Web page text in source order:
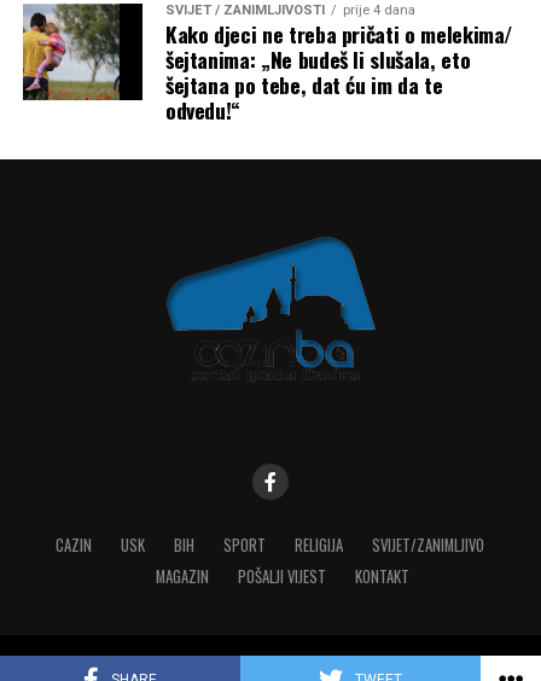
SVIJET / ZANIMLJIVOSTI prije 4 dana
Kako djeci ne treba pričati o melekima/
šejtanima: „Ne budeš li slušala, eto
šejtana po tebe, dat ću im da te
odvedu!“
CAZIN USK BIH SPORT RELIGIJA
SVIJET/ZANIMLJIVO
MAGAZIN
POŠALJI VIJEST KONTAKT
Copyright © 2023 MediaONE